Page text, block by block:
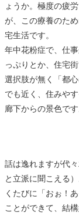
ょうか。極度の疲
が、この療養のた
宅生活です。
年中花粉症で、仕
っぷりとか、住宅
選択肢が無く「都
でも近く、住みや
廊下からの景色です
話は逸れますが代
と立派に聞こえる
くたびに「おぉ！
ことができて、結